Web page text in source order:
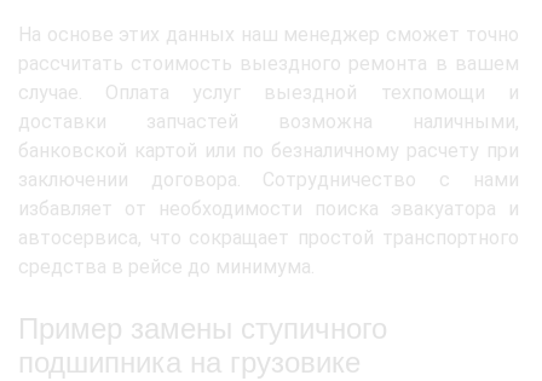
На основе этих данных наш менеджер сможет точно
рассчитать стоимость выездного ремонта в вашем
случае. Оплата услуг выездной техпомощи и
доставки запчастей возможна наличными,
банковской картой или по безналичному расчету при
заключении договора. Сотрудничество с нами
избавляет от необходимости поиска эвакуатора и
автосервиса, что сокращает простой транспортного
средства в рейсе до минимума.
Пример замены ступичного
подшипника на грузовике